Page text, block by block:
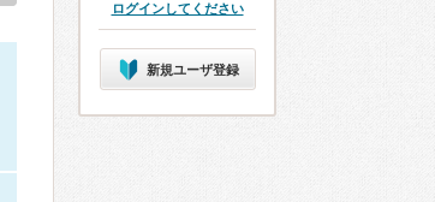
ログインしてください
新規ユーザ登録